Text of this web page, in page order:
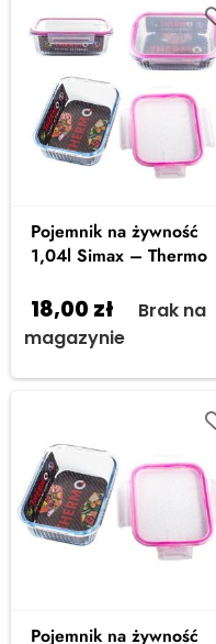
Pojemnik na żywność
1,04l Simax – Thermo
18,00 zł
Brak na
magazynie
Pojemnik na żywność